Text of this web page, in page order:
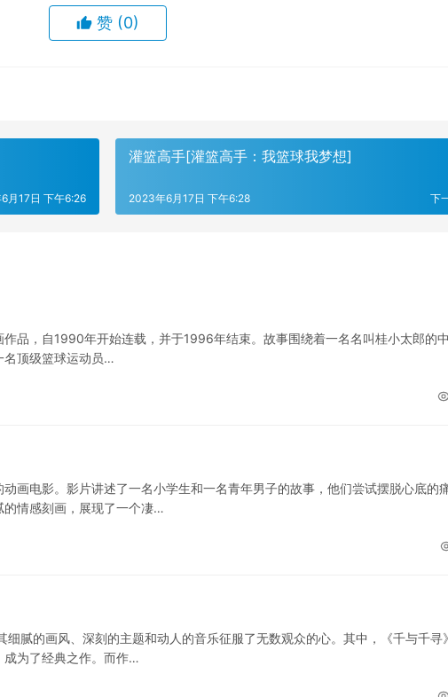
赞 (0)
月17日 下午6:26
灌篮高手[灌篮高手：我篮球我梦想]
下
2023年6月17日 下午6:28
品，自1990年开始连载，并于1996年结束。故事围绕着一名名叫桂小太郎的
名顶级篮球运动员…
画电影。影片讲述了一名小学生和一名青年男子的故事，他们尝试摆脱心底的
的情感刻画，展现了一个凄…
细腻的画风、深刻的主题和动人的音乐征服了无数观众的心。其中，《千与千寻
成为了经典之作。而作…